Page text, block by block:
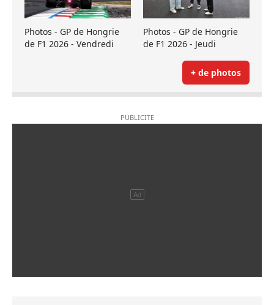
Photos - GP de Hongrie
de F1 2026 - Vendredi
Photos - GP de Hongrie
de F1 2026 - Jeudi
+ de photos